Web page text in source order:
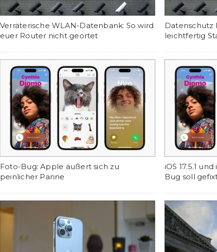
Verräterische WLAN-Datenbank: So wird
euer Router nicht geortet
Datenschutz
leichtfertig
Foto-Bug: Apple äußert sich zu
peinlicher Panne
iOS 17.5.1
Bug soll